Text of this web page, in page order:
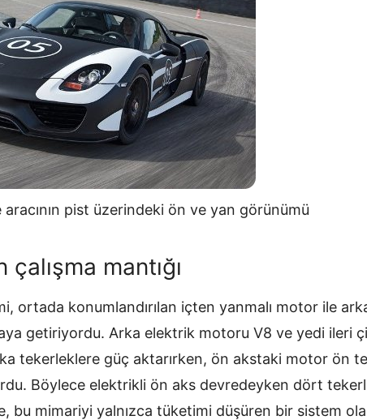
pist üzerindeki ön ve yan görünümü
mantığı
ortada konumlandırılan içten yanmalı motor ile
getiriyordu. Arka elektrik motoru V8 ve yedi ileri
tekerleklere güç aktarırken, ön akstaki motor ön
Böylece elektrikli ön aks devredeyken dört
bu mimariyi yalnızca tüketimi düşüren bir sistem